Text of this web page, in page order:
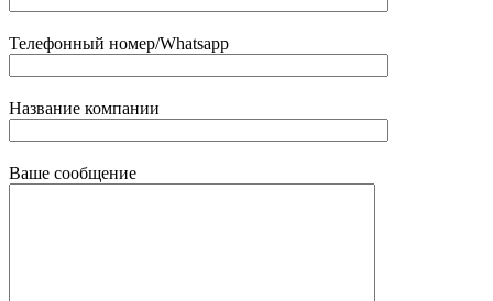
Телефонный номер/Whatsapp
Название компании
Ваше сообщение